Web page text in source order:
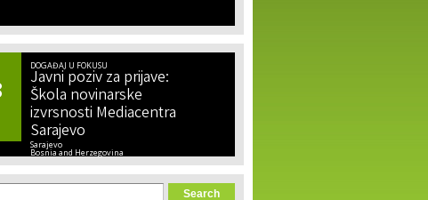
DOGAĐAJ U FOKUSU
Javni poziv za prijave:
Škola novinarske
izvrsnosti Mediacentra
Sarajevo
Sarajevo
Bosnia and Herzegovina